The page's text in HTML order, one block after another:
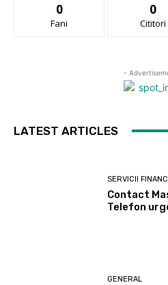
0
Fani
0
Cititori
-
LATEST ARTICLES
SERVICII
Contact
Telefon
GENERAL